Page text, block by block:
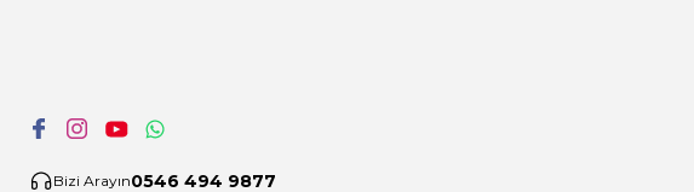
Bizi Arayın0546 494 9877